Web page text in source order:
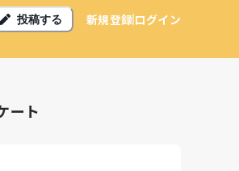
投稿する 新規登録ログイン
ート